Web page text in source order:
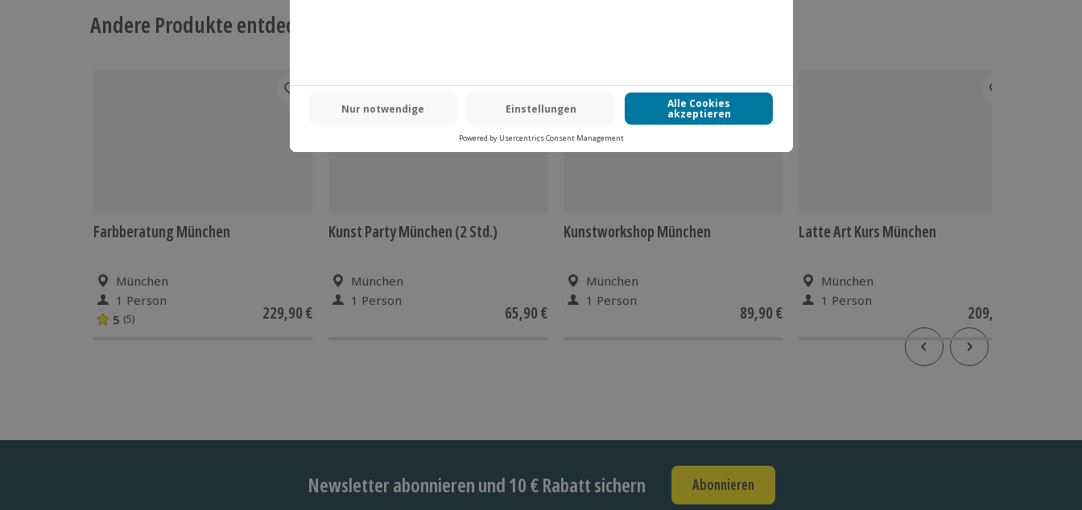
Andere Produkte entdecken
Farbberatung München
München
1 Person
5 (5) 229,90 €
-15% CLUB DEAL
Kunst Party München (2 Std.)
München
1 Person
65,90 €
Kunstworkshop München
München
1 Person
89,90 €
Latte Art Kurs München
München
1 Person
209,90 €
Newsletter abonnieren und 10 € Rabatt sichern Abonnieren